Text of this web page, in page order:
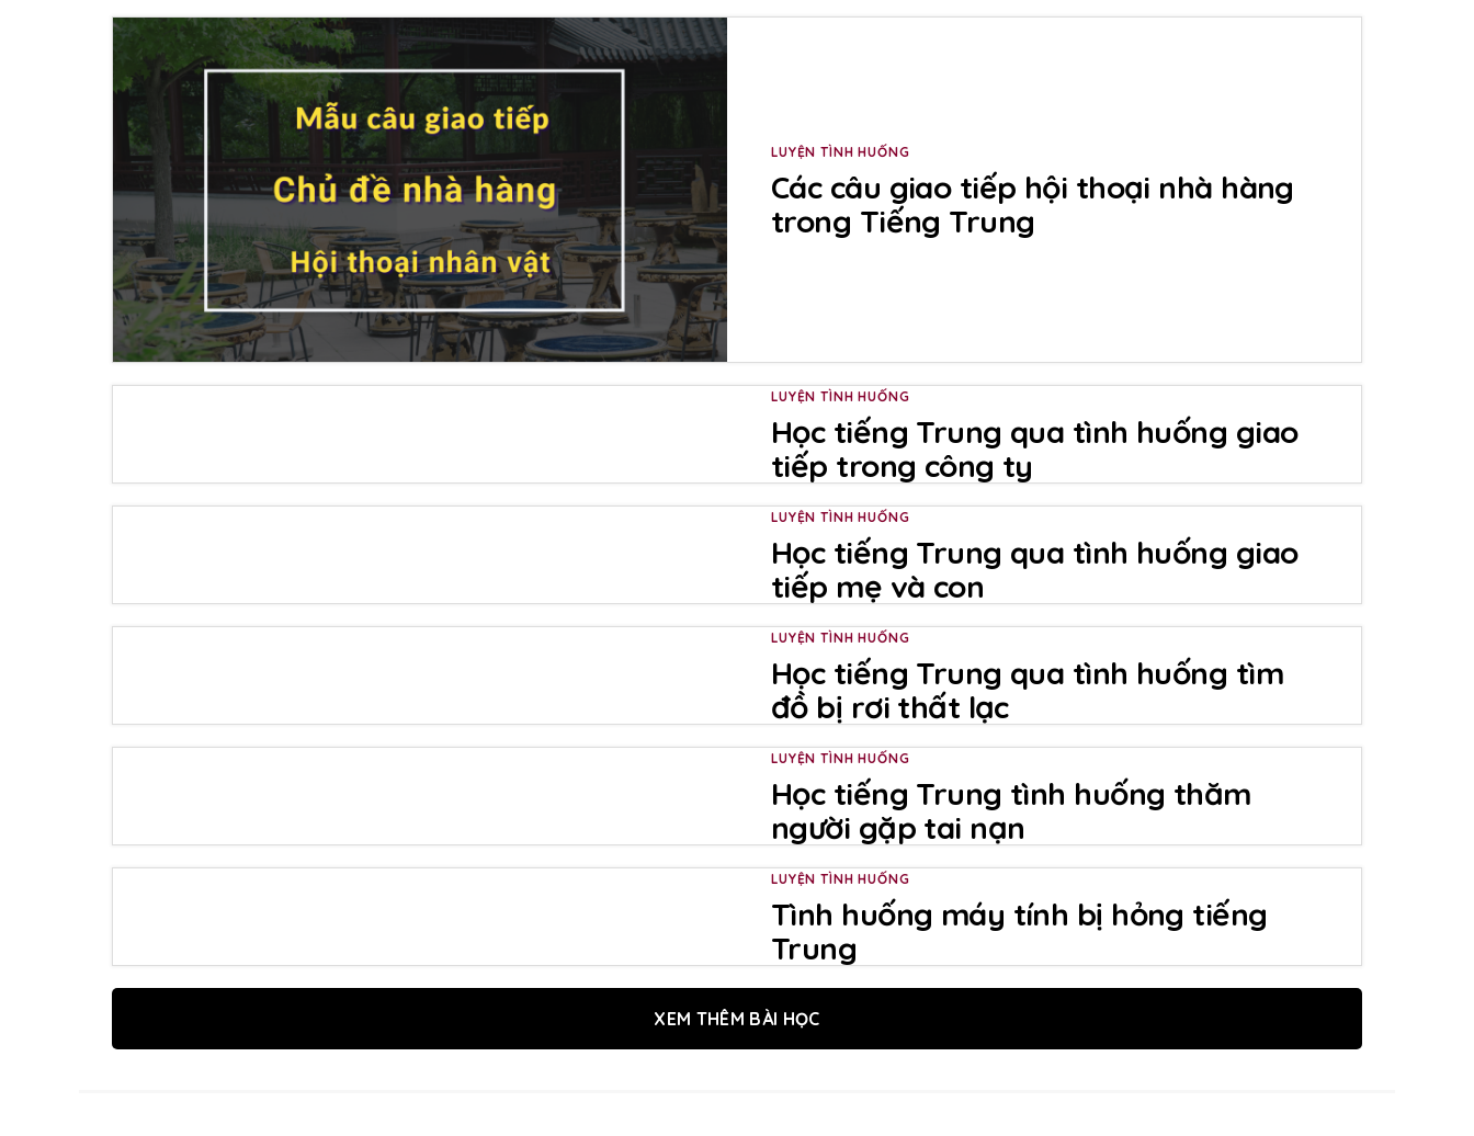
LUYỆN TÌNH HUỐNG
Các câu giao tiếp hội thoại nhà hàng
trong Tiếng Trung
LUYỆN TÌNH HUỐNG
Học tiếng Trung qua tình huống giao
tiếp trong công ty
LUYỆN TÌNH HUỐNG
Học tiếng Trung qua tình huống giao
tiếp mẹ và con
LUYỆN TÌNH HUỐNG
Học tiếng Trung qua tình huống tìm
đồ bị rơi thất lạc
LUYỆN TÌNH HUỐNG
Học tiếng Trung tình huống thăm
người gặp tai nạn
LUYỆN TÌNH HUỐNG
Tình huống máy tính bị hỏng tiếng
Trung
XEM THÊM BÀI HỌC